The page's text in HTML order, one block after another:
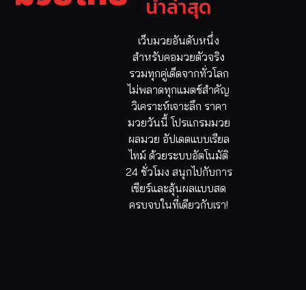
น้ำล่าสุด
เว็บมวยอันดับหนึ่ง
สำหรับคอมวยตัวจริง
รวมทุกคู่เด็ดจากทั่วโลก
ไม่พลาดทุกแมตช์สำคัญ
วิเคราะห์เจาะลึก ราคา
มวยวันนี้ โปรแกรมมวย
ผลมวย อัปเดตแบบเรียล
ไทม์ ด้วยระบบอัตโนมัติ
24 ชั่วโมง สนุกไปกับการ
เชียร์และลุ้นผลแบบสด
ครบจบในที่เดียวกับเรา!